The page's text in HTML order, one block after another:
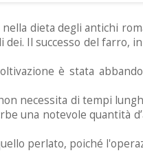
dieta degli antichi
Il successo del farro,
è stata
necessita di tempi
una notevole quantità
perlato, poiché